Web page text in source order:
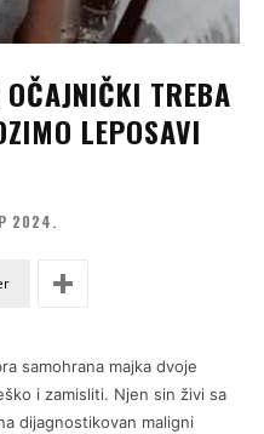
TREBA
LEPOSAVI
2024.
samohrana majka dvoje
i zamisliti. Njen sin živi sa
dijagnostikovan maligni